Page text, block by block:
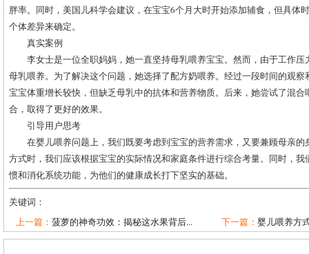
胖率。同时，美国儿科学会建议，在宝宝6个月大时开始添加辅食，但具体
个体差异来确定。
真实案例
李女士是一位全职妈妈，她一直坚持母乳喂养宝宝。然而，由于工作
母乳喂养。为了解决这个问题，她选择了配方奶喂养。经过一段时间的观
宝宝体重增长较快，但缺乏母乳中的抗体和营养物质。后来，她尝试了混
合，取得了更好的效果。
引导用户思考
在婴儿喂养问题上，我们既要考虑到宝宝的营养需求，又要兼顾母亲
方式时，我们应该根据宝宝的实际情况和家庭条件进行综合考量。同时，
惯和消化系统功能，为他们的健康成长打下坚实的基础。
关键词：
上一篇： 菠萝的神奇功效：揭秘这水果背后... 下一篇： 婴儿喂养方